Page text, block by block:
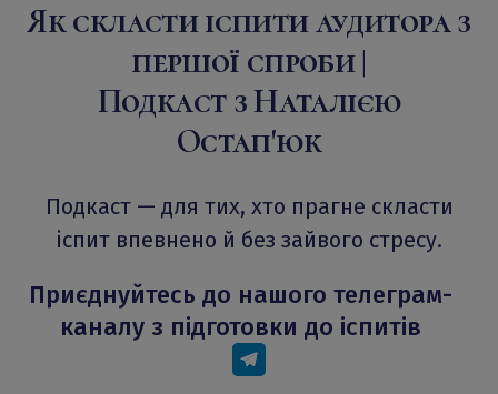
Як скласти іспити аудитора з
першої спроби |
Подкаст з Наталією
Остап'юк
Подкаст — для тих, хто прагне скласти
іспит впевнено й без зайвого стресу.
Приєднуйтесь до нашого телеграм-
каналу з підготовки до іспитів